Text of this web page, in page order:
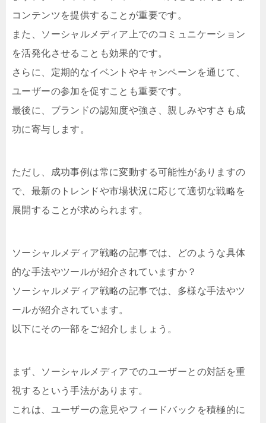
コンテンツを提供することが重要です。
また、ソーシャルメディア上でのコミュニケーション
を活発化させることも効果的です。
さらに、定期的なイベントやキャンペーンを通じて、
ユーザーの参加を促すことも重要です。
最後に、ブランドの認知度や強さ、親しみやすさも成
功に寄与します。
ただし、成功事例は常に変動する可能性がありますの
で、最新のトレンドや市場状況に応じて適切な戦略を
展開することが求められます。
ソーシャルメディア戦略の記事では、どのような具体
的な手法やツールが紹介されていますか？
ソーシャルメディア戦略の記事では、多様な手法やツ
ールが紹介されています。
以下にその一部をご紹介しましょう。
まず、ソーシャルメディアでのユーザーとの対話を重
視するという手法があります。
これは、ユーザーの意見やフィードバックを積極的に